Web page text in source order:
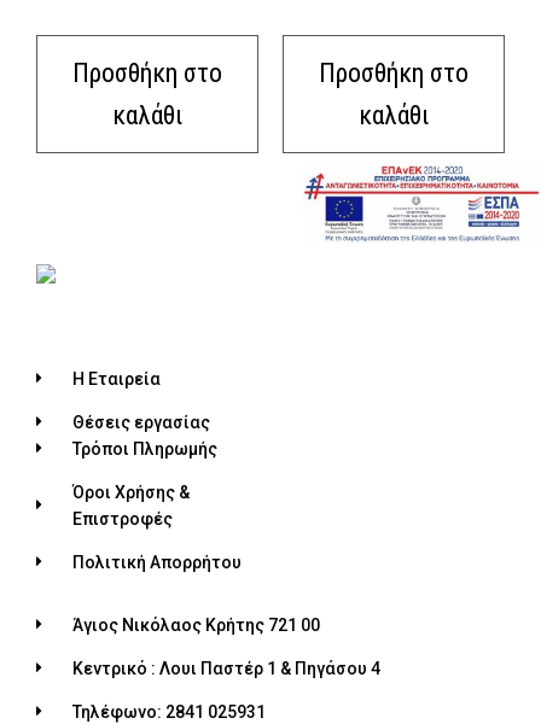
Προσθήκη στο
καλάθι
Προσθήκη στο
καλάθι
Η Εταιρεία
Θέσεις εργασίας
Τρόποι Πληρωμής
Όροι Χρήσης &
Επιστροφές
Πολιτική Απορρήτου
Άγιος Νικόλαος Κρήτης 721 00
Κεντρικό : Λουι Παστέρ 1 & Πηγάσου 4
Τηλέφωνο: 2841 025931